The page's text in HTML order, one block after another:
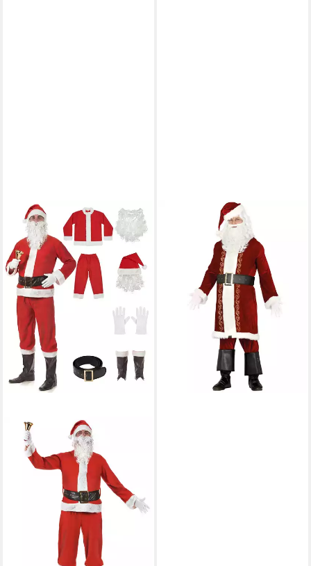
Kostüm Hochwertiges
Weihnachtsmannkostüm mit
Vergoldung für Männer Rot-
65,99 €
lieferbar - in 2-3 Werktagen bei dir